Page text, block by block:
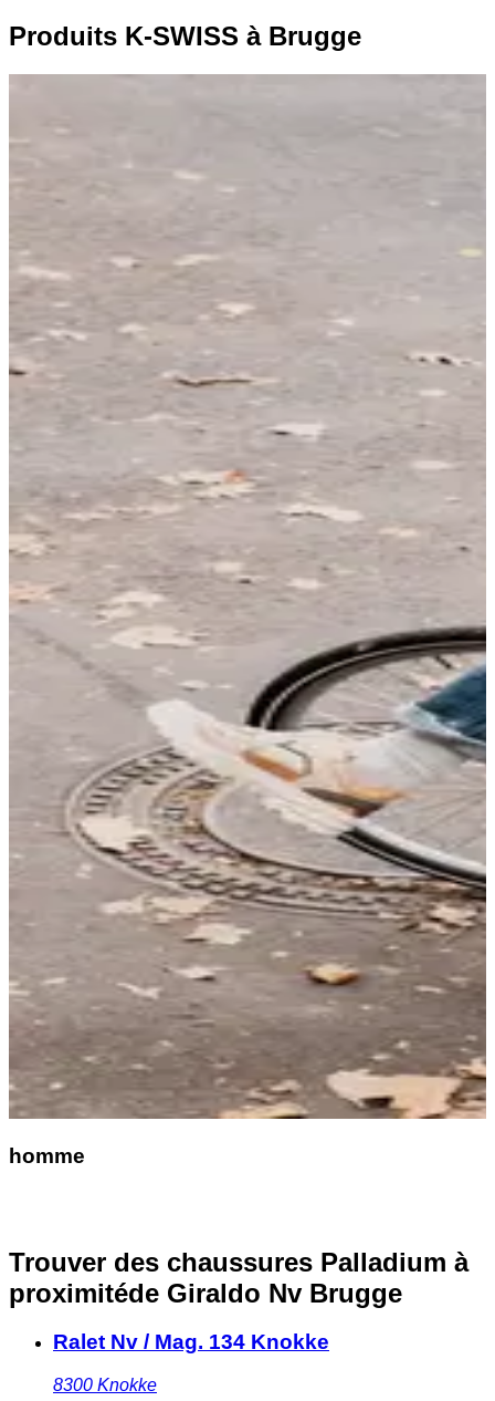
Produits K-SWISS à Brugge
homme
Trouver des chaussures Palladium à
proximitéde Giraldo Nv Brugge
Ralet Nv / Mag. 134 Knokke
8300 Knokke